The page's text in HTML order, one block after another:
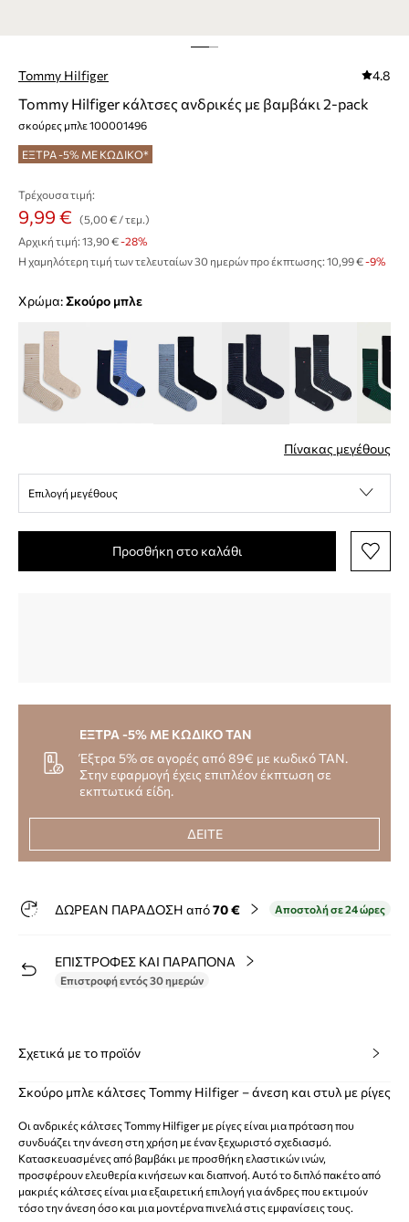
Tommy Hilfiger 4.8
Tommy Hilfiger κάλτσες ανδρικές με βαμβάκι 2-pack
σκούρες μπλε 100001496
ΕΞΤΡΑ -5% ΜΕ ΚΩΔΙΚΟ*
Τρέχουσα τιμή:
9,99 €
(5,00 € / τεμ.)
Αρχική τιμή: 13,90 €-28%
Η χαμηλότερη τιμή των τελευταίων 30 ημερών προ έκπτωσης: 10,99 € -9%
Χρώμα: σκούρο μπλε
Πίνακας μεγέθους
Επιλογή μεγέθους
Προσθήκη στο καλάθι
ΕΞΤΡΑ -5% ΜΕ ΚΩΔΙΚΟ TAN
Έξτρα 5% σε αγορές από 89€ με κωδικό TAN.
Στην εφαρμογή έχεις επιπλέον έκπτωση σε
εκπτωτικά είδη.
ΔΕΙΤΕ
ΔΩΡΕΑΝ ΠΑΡΑΔΟΣΗ από70 € Αποστολή σε 24 ώρες
ΕΠΙΣΤΡΟΦΕΣ ΚΑΙ ΠΑΡΑΠΟΝΑ
Επιστροφή εντός 30 ημερών
Σχετικά με το προϊόν
Σκούρο μπλε κάλτσες Tommy Hilfiger – άνεση και στυλ με ρίγες
Οι ανδρικές κάλτσες Tommy Hilfiger με ρίγες είναι μια πρόταση που
συνδυάζει την άνεση στη χρήση με έναν ξεχωριστό σχεδιασμό.
Κατασκευασμένες από βαμβάκι με προσθήκη ελαστικών ινών,
προσφέρουν ελευθερία κινήσεων και διαπνοή. Αυτό το διπλό πακέτο από
μακριές κάλτσες είναι μια εξαιρετική επιλογή για άνδρες που εκτιμούν
τόσο την άνεση όσο και μια μοντέρνα πινελιά στις εμφανίσεις τους.